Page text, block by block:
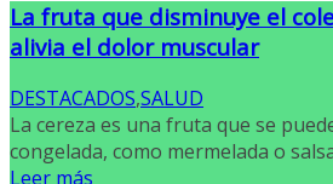
La fruta que disminuye el
alivia el dolor muscular
DESTACADOS,SALUD
La cereza es una fruta que se
congelada, como mermelada o
Leer más